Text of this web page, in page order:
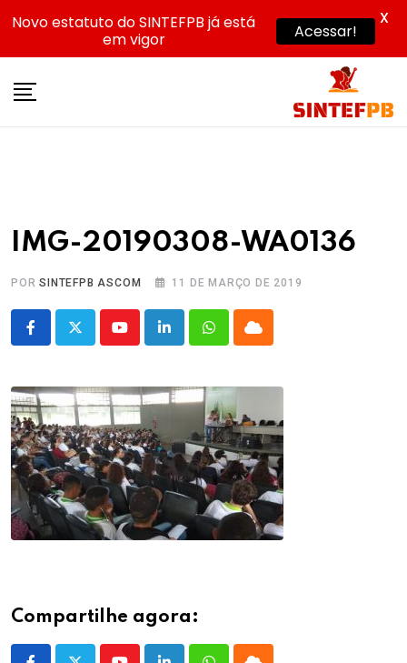
IMG-20190308-WA0136
PORSINTEFPB ASCOM 11 DE MARÇO DE 2019
YoutubeLinkedInWhatsappCloud
Compartilhe agora:
Novo estatuto do SINTEFPB já está
em vigor
Acessar!
X